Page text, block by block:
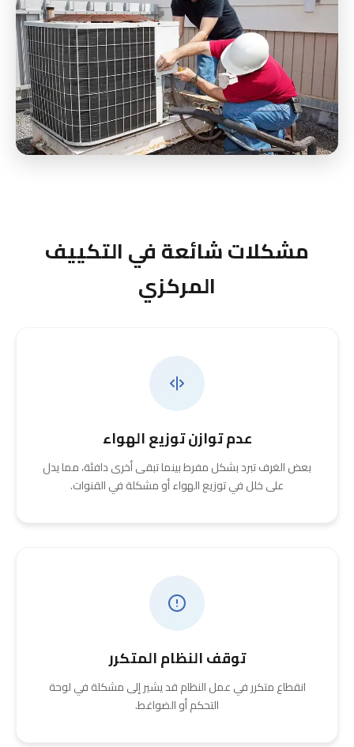
مشكلات شائعة في التكييف
المركزي
عدم توازن توزيع الهواء
بعض الغرف تبرد بشكل مفرط بينما تبقى أخرى دافئة، مما يدل
على خلل في توزيع الهواء أو مشكلة في القنوات.
توقف النظام المتكرر
انقطاع متكرر في عمل النظام قد يشير إلى مشكلة في لوحة
التحكم أو الضواغط.